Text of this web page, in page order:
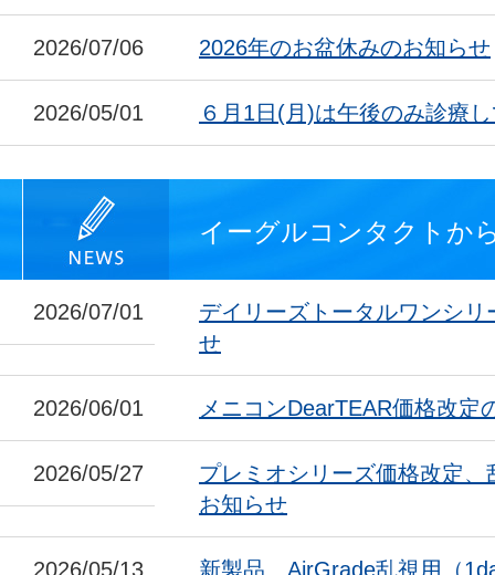
2026/07/06 2026年のお盆休みのお知らせ
2026/05/01 ６月1日(月)は午後のみ診療
イーグルコンタクトか
2026/07/01
デイリーズトータルワンシ
せ
2026/06/01 メニコンDearTEAR価格改定
2026/05/27
プレミオシリーズ価格改定
お知らせ
2026/05/13 新製品 AirGrade乱視用（